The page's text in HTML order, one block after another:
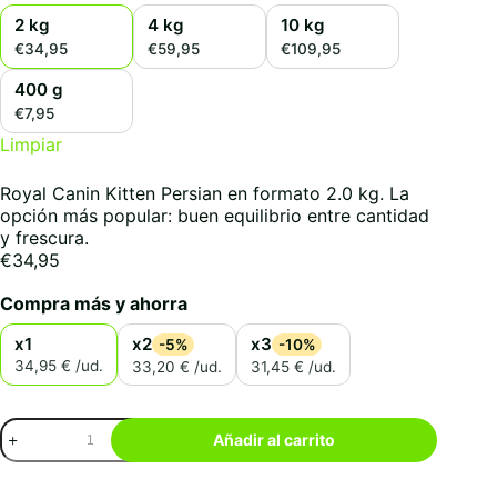
2 kg
€34,95
4 kg
€59,95
10 kg
€109,95
400 g
€7,95
Limpiar
Royal Canin Kitten Persian en formato 2.0 kg. La
opción más popular: buen equilibrio entre cantidad
y frescura.
€34,95
Compra más y ahorra
x1
34,95 € /ud.
x2 -5%
33,20 € /ud.
x3 -10%
31,45 € /ud.
Royal
Canin
Kitten
Añadir al carrito